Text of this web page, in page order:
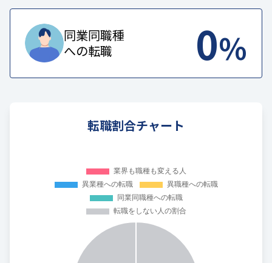
同業同職種
への転職
0%
転職割合チャート